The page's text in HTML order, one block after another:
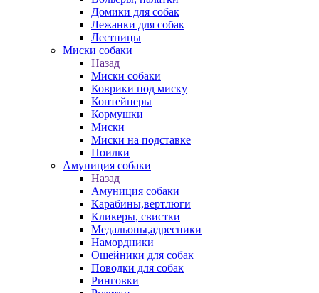
Домики для собак
Лежанки для собак
Лестницы
Миски собаки
Назад
Миски собаки
Коврики под миску
Контейнеры
Кормушки
Миски
Миски на подставке
Поилки
Амуниция собаки
Назад
Амуниция собаки
Карабины,вертлюги
Кликеры, свистки
Медальоны,адресники
Намордники
Ошейники для собак
Поводки для собак
Ринговки